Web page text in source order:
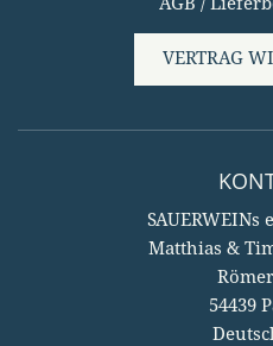
AGB /
VERTRAG
SAUERWEINs
Matthias &
54439